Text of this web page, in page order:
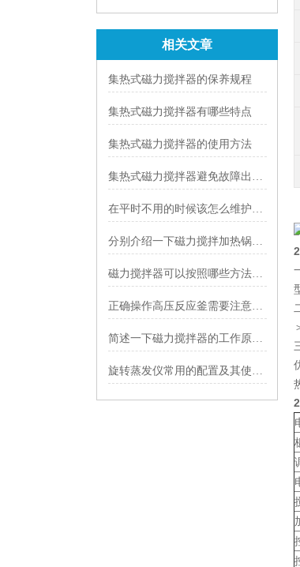
查看详情
相关文章
集热式磁力搅拌器的保养规程
集热式磁力搅拌器有哪些特点
集热式磁力搅拌器的使用方法
集热式磁力搅拌器避免故障出错的方法有哪些
在平时不用的时候该怎么维护集热式磁力搅拌器
分别介绍一下磁力搅拌加热锅三种不同盘面的使用
磁力搅拌器可以按照哪些方法进行挑选
正确操作高压反应釜需要注意些什么
简述一下磁力搅拌器的工作原理是什么
旋转蒸发仪常用的配置及其使用时的注意事项有哪些？